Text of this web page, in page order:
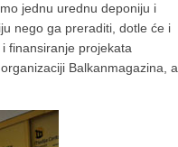
jednu urednu deponiju i
nego ga preraditi, dotle će i
finansiranje projekata
Balkanmagazina, a